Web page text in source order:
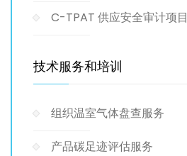
C-TPAT 供应安全审计项目
技术服务和培训
组织温室气体盘查服务
产品碳足迹评估服务